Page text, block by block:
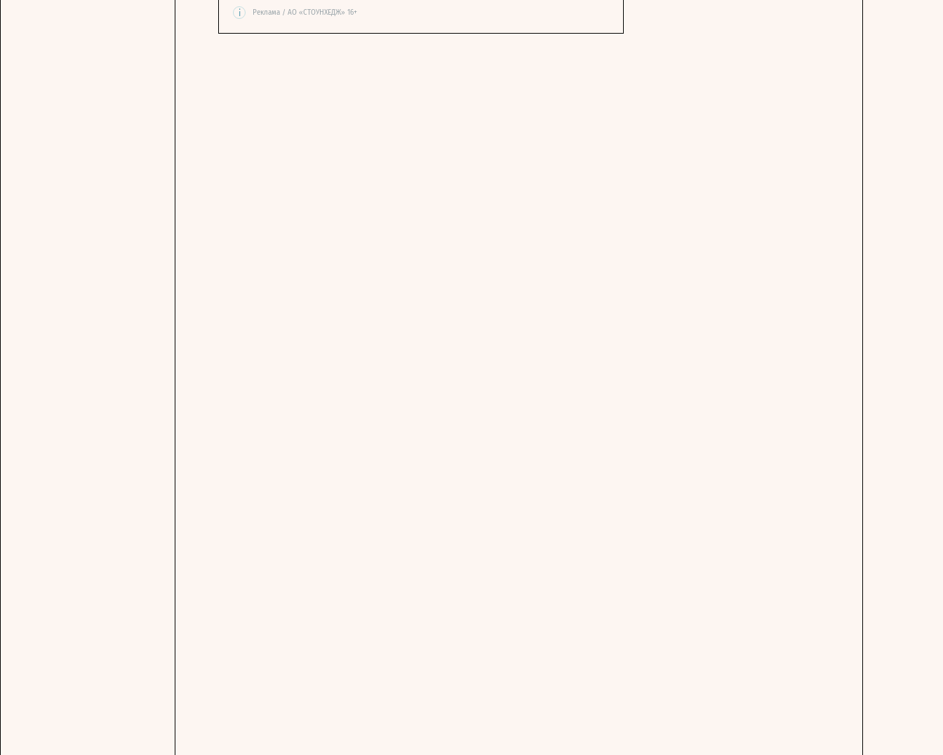
i Реклама / АО «СТОУНХЕДЖ» 16+